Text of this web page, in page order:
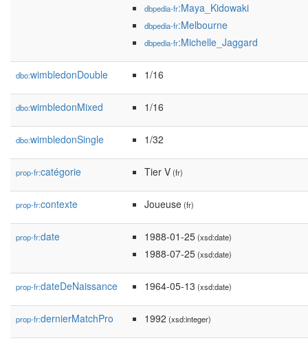
dbpedia-fr:Maya_Kidowaki
dbpedia-fr:Melbourne
dbpedia-fr:Michelle_Jaggard
dbo:wimbledonDouble 1/16
dbo:wimbledonMixed 1/16
dbo:wimbledonSingle 1/32
prop-fr:catégorie Tier V(fr)
prop-fr:contexte Joueuse(fr)
prop-fr:date 1988-01-25(xsd:date)
1988-07-25(xsd:date)
prop-fr:dateDeNaissance 1964-05-13 (xsd:date)
prop-fr:dernierMatchPro 1992 (xsd:integer)